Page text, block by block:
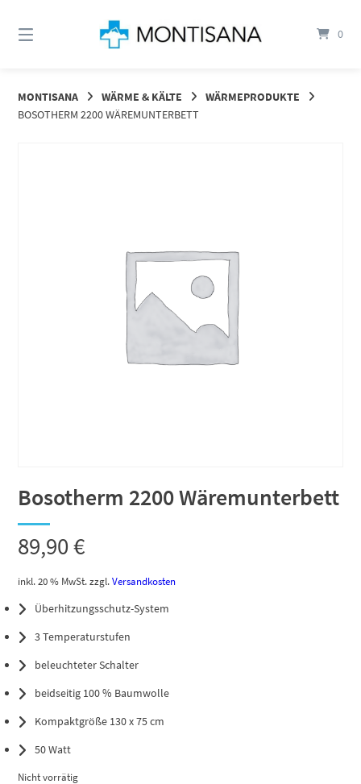
zum
0
MONTISANA WÄRME & KÄLTE
WÄRMEPRODUKTE
BOSOTHERM 2200 WÄREMUNTERBETT
Bosotherm 2200 Wäremunterbett
89,90€
inkl. 20 % MwSt. zzgl.Versandkosten
Überhitzungsschutz-System
3 Temperaturstufen
beleuchteter Schalter
beidseitig 100 % Baumwolle
Kompaktgröße 130 x 75 cm
50 Watt
Nicht vorrätig